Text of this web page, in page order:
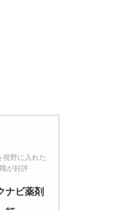
視野に入れた
が好評